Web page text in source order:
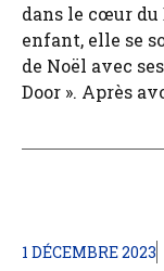
dans le cœur du
enfant, elle se
de Noël avec
Door ». Après
1 DÉCEMBRE 2023